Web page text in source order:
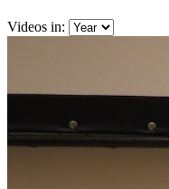
Videos in: